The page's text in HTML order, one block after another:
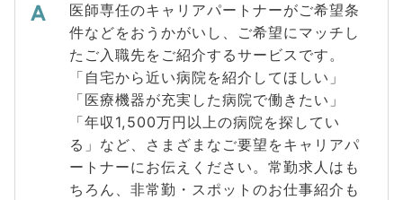
医師専任のキャリアパートナーがご希望条
件などをおうかがいし、ご希望にマッチし
たご入職先をご紹介するサービスです。
「自宅から近い病院を紹介してほしい」
「医療機器が充実した病院で働きたい」
「年収1,500万円以上の病院を探してい
る」など、さまざまなご要望をキャリアパ
ートナーにお伝えください。常勤求人はも
ちろん、非常勤・スポットのお仕事紹介も